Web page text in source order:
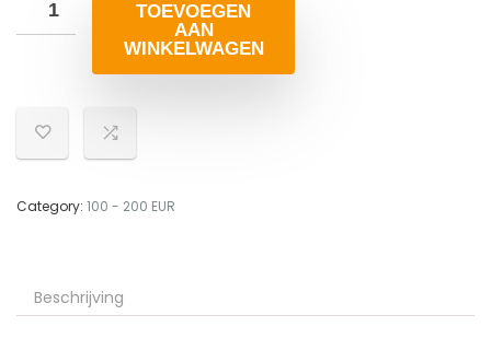
TOEVOEGEN
AAN
WINKELWAGEN
Category: 100 - 200 EUR
Beschrijving